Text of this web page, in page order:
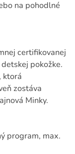
na pohodlné
certifikovanej
pokožke.
ktorá
zostáva
Minky.
program, max.